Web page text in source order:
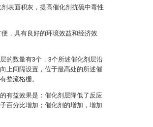
表面积灰，提高催化剂抗硫中毒性
，具有良好的环境效益和经济效
的数量有3个，3个所述催化剂层沿
上间隔设置，位于最高处的所述催
整流格栅。
有益效果是：催化剂层降低了反应
百分比增加；催化剂的增加，增加